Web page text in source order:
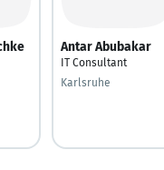
Antar Abubakar
IT Consultant
Karlsruhe